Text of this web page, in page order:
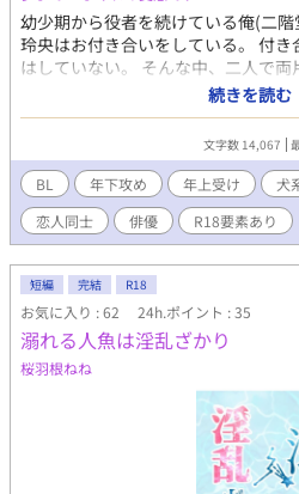
幼少期から役者を続けている俺(二
玲央はお付き合いをしている。 付
はしていない。 そんな中、二人で
をテーマにした映画に共演する事と
に感情を引っ張られた玲央が周に
がもし、演じている二人と同じよ
オレと一緒にいてくれますか？」
犬系男子(20歳) (受)クーデレ猫系男
◎物語としては1話で終わりです。濡
加で1話だけ濡場シーンを書きたいの
時は話に※付けます。 ⇒7/14 更新済
物語の主人公二人が出演した「恋し
写会に参加してました。 (実際のタ
るな！バカ！」でしたが、ギャグ系
ました。) 試写会が終わった後、何
て、何故か主人公二人からめっちゃ
かも目の前でイチャイチャされると
体の流れが謎なこと多いですが、
続きを読む
文字数 14,067
BL 年下攻め 年上受け 犬
恋人同士
俳優 R18要素あり
短編 完結 R18
お気に入り : 62 24h.ポイント : 35
溺れる人魚は淫乱ざかり
桜羽根ねね